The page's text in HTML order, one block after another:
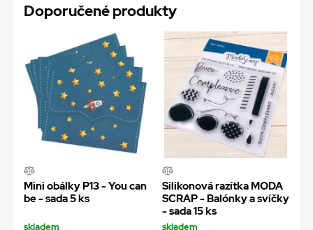
Doporučené produkty
Mini obálky P13 - You can
be - sada 5 ks
skladem
Silikonová razítka MODA
SCRAP - Balónky a svíčky
- sada 15 ks
skladem